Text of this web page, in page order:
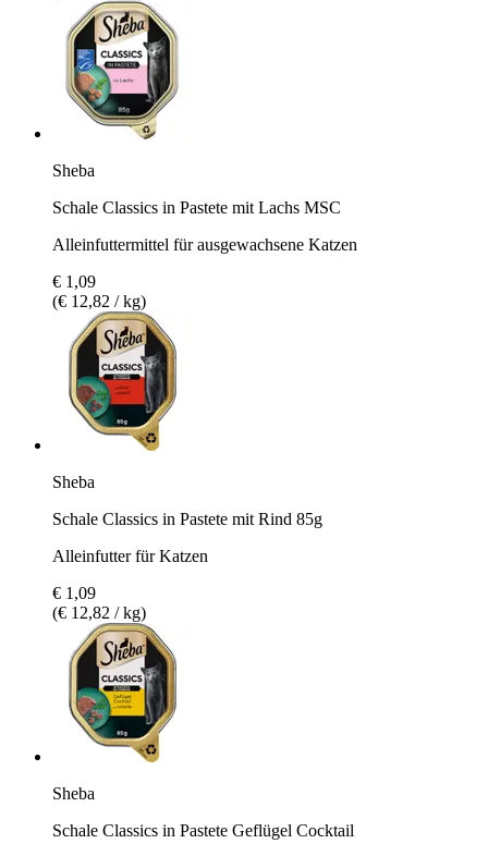
Sheba
Schale Classics in Pastete mit Lachs MSC
Alleinfuttermittel für ausgewachsene Katzen
€ 1,09
(€ 12,82 / kg)
Sheba
Schale Classics in Pastete mit Rind 85g
Alleinfutter für Katzen
€ 1,09
(€ 12,82 / kg)
Sheba
Schale Classics in Pastete Geflügel Cocktail